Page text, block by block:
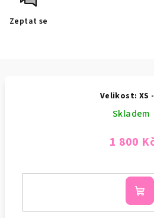
Zeptat se
Velikost: XS
Skladem
1 800
Do